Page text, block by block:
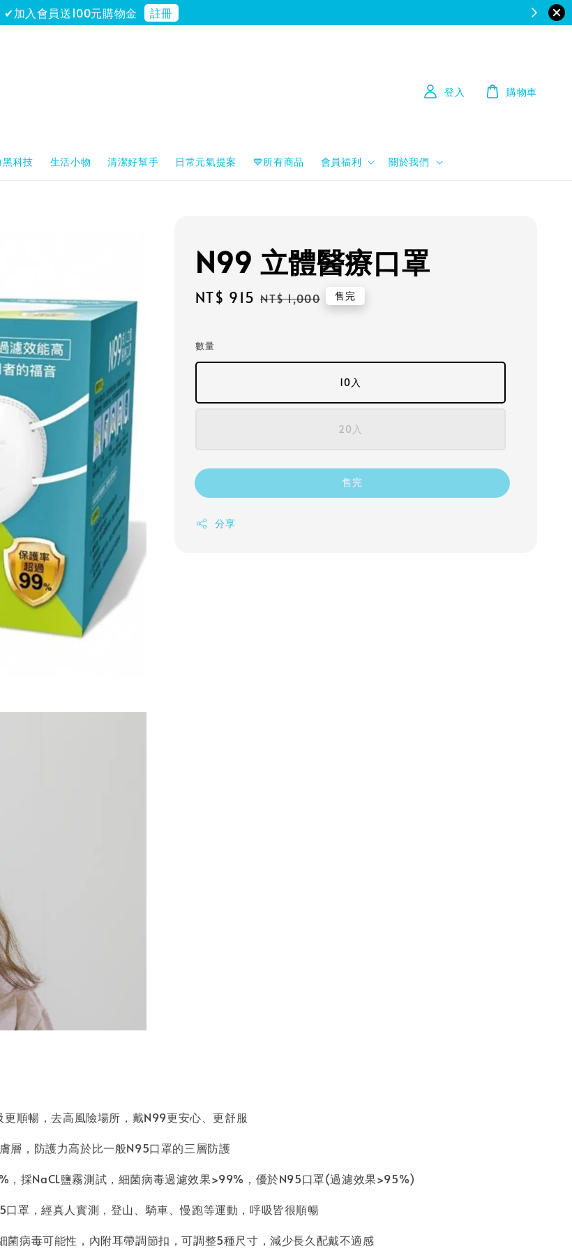
✔加入會員送100元購物金 註冊
黑科技 生活小物 清潔好幫手 日常元氣提案 💙所有商品 會員福利 關於我們
登入 購物車
N99 立體醫療口罩
Sale
NT$ 915 Regular
NT$ 1,000 售完
數量
10入
20入
售完
分享
順暢，去高風險場所，戴N99更安心、更舒服
層，防護力高於比一般N95口罩的三層防護
採NaCL鹽霧測試，細菌病毒過濾效果>99%，優於N95口罩(過濾效果>95%)
罩，經真人實測，登山、騎車、慢跑等運動，呼吸皆很順暢
病毒可能性，內附耳帶調節扣，可調整5種尺寸，減少長久配戴不適感